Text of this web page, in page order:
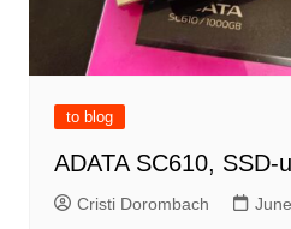
to blog
ADATA SC610,
Cristi Dorombach